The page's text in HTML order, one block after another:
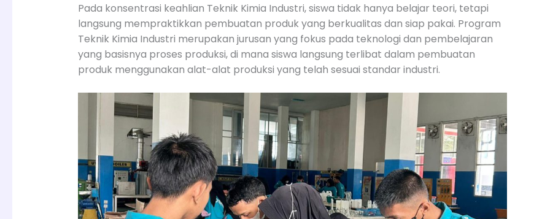
Pada konsentrasi keahlian Teknik Kimia Industri, siswa tidak hanya belajar teori, tetapi
langsung mempraktikkan pembuatan produk yang berkualitas dan siap pakai. Program
Teknik Kimia Industri merupakan jurusan yang fokus pada teknologi dan pembelajaran
yang basisnya proses produksi, di mana siswa langsung terlibat dalam pembuatan
produk menggunakan alat-alat produksi yang telah sesuai standar industri.